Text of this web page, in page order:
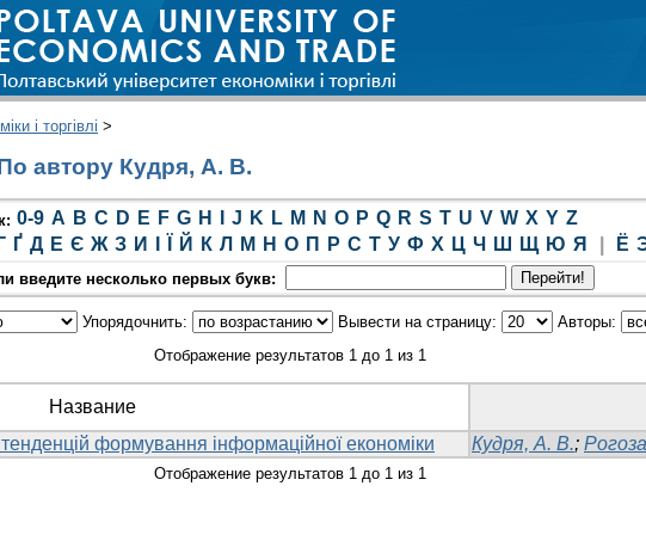
і торгівлі >
автору Кудря, А. В.
0-9 A B C D E F G H J K L M N O P Q R S T U V W X Y Z
Г Ґ Д Е Є Ж З И Й К Л М Н О П Р С Т У Ф Х Ц Ч Ш Щ Ю Я Ё
введите несколько первых букв:
Упорядочнить: Вывести на страницу:
Авторы:
Отображение результатов 1 до 1 из 1
Название
формування інформаційної економіки Кудря, А. В.;
Отображение результатов 1 до 1 из 1